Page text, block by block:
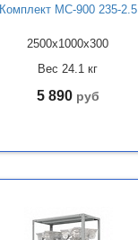
Комплект МС-900 235-2.5
2500x1000x300
Вес 24.1 кг
5 890 руб